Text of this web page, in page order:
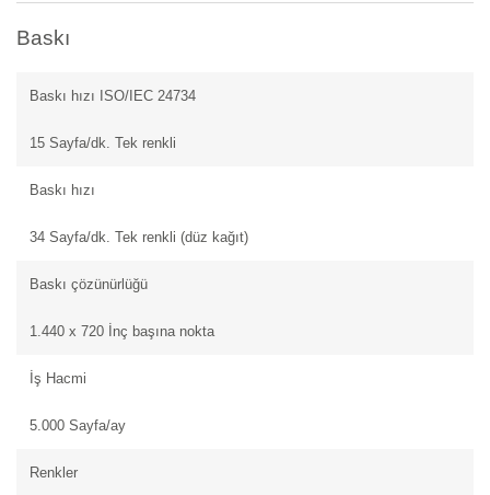
Baskı
Baskı hızı ISO/IEC 24734
15 Sayfa/dk. Tek renkli
Baskı hızı
34 Sayfa/dk. Tek renkli (düz kağıt)
Baskı çözünürlüğü
1.440 x 720 İnç başına nokta
İş Hacmi
5.000 Sayfa/ay
Renkler